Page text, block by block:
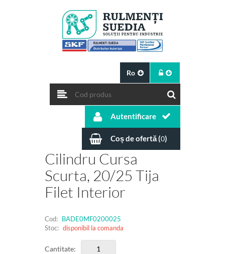
Ro
Autentificare
Coș de ofertă (0)
Cilindru Cursa
Scurta, 20/25 Tija
Filet Interior
Cod: BADE0MF0200025
Stoc: disponibil la comanda
Cantitate: